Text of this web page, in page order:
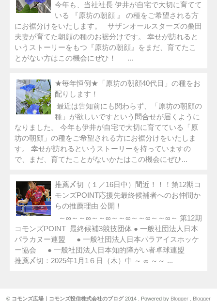
今年も、当社社長 伊井が自宅で大切に育てて
いる 『原坊の朝顔 』 の種をご希望される方
にお裾分けをいたします。 サザンオールスターズの桑田
夫妻が育てた朝顔の種のお裾分けです。 幸せが訪れると
いうストーリーをもつ『原坊の朝顔』をまだ、育てたこ
とがない方はこの機会にぜひ！ ...
★毎年恒例★「原坊の朝顔40代目」の種をお
配りします！
最近は告知前にも関わらず、「原坊の朝顔の
種」が欲しいですという問合せが届くように
なりました。 今年も伊井が自宅で大切に育てている「原
坊の朝顔」の種をご希望される方にお裾分けをいたしま
す。 幸せが訪れるというストーリーを持っていますの
で、まだ、育てたことがないかたはこの機会にぜひ...
推薦〆切（１／16日中）間近！！！第12期コ
モンズPOINT応援先最終候補者へのお仲間か
らの推薦理由 公開！
～∞～～∞～～∞～～∞～～∞～～∞～ 第12期
コモンズPOINT 最終候補3競技団体 ● 一般社団法人日本
パラカヌー連盟 ● 一般社団法人日本パラアイスホッケ
ー協会 ● 一般社団法人日本知的障がい者卓球連盟
推薦〆切：2025年1月1６日（木）中 ～ ∞ ～～ ...
© コモンズ広場｜コモンズ投信株式会社のブログ2014 . Powered by Blogger Blogger